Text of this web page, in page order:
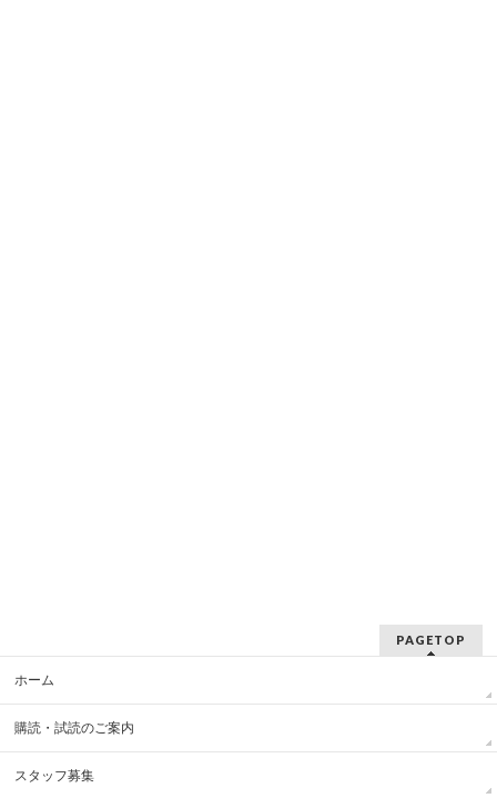
PAGETOP
ホーム
購読・試読のご案内
スタッフ募集